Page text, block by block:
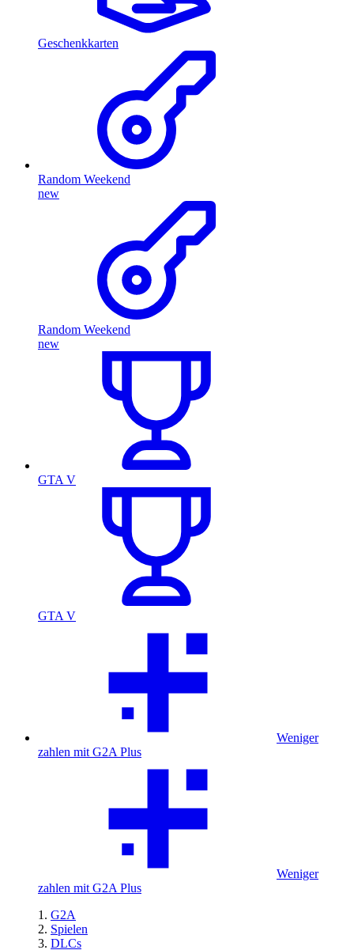
Geschenkkarten
Random Weekend
new
Random Weekend
new
GTA V
GTA V
Weniger
zahlen mit G2A Plus
Weniger
zahlen mit G2A Plus
G2A
Spielen
DLCs